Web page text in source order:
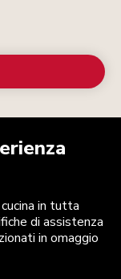
in tutta
di assistenza
in omaggio